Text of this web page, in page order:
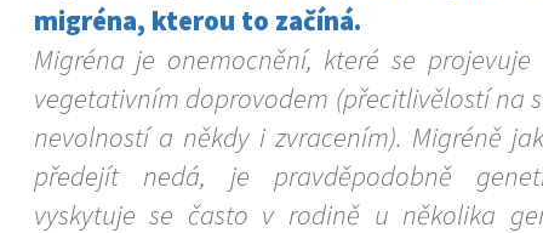
migréna, kterou to začíná.
Migréna je onemocnění, které se
vegetativním doprovodem (přecitlivělostí na
nevolností a někdy i zvracením). Migréně
předejít nedá, je pravděpodobně
vyskytuje se často v rodině u několika